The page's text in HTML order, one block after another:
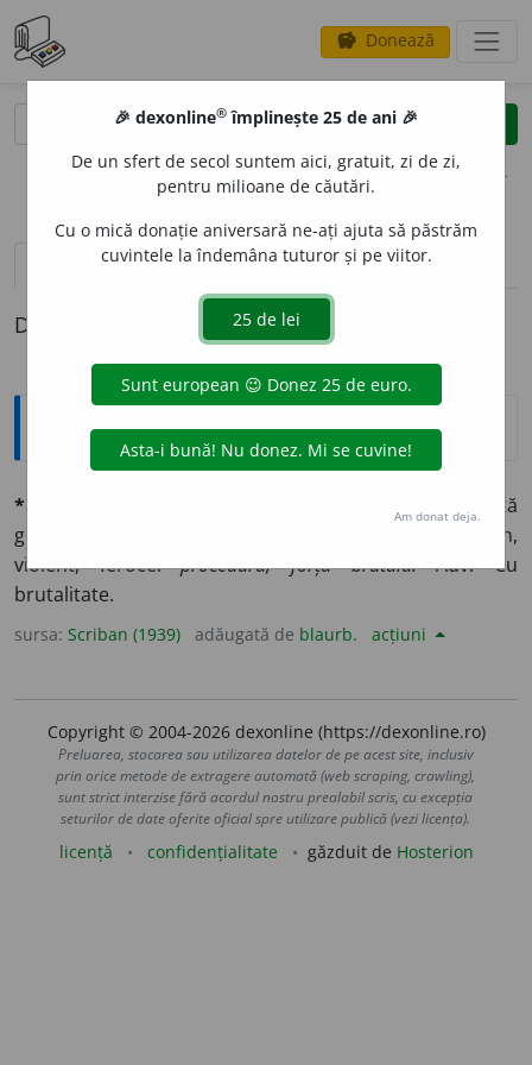
savings Donează
clear
opțiuni
definiții (1) pronunțievolume_up (48)
Definiția cu ID-ul 572996:
Explicative DEX
*brutál, -ă
). De ființă
grosolană, de animal:
Grosolan,
violent, feroce:procedură, forță brutală.Adv. Cu
brutalitate.
sursa: Scriban (1939) adăugată de blaurb. acțiuni
Copyright © 2004-2026 dexonline (https://dexonline.ro)
Preluarea, stocarea sau utilizarea datelor de pe acest site, inclusiv
prin orice metode de extragere automată (web scraping, crawling),
sunt strict interzise fără acordul nostru prealabil scris, cu excepția
seturilor de date oferite oficial spre utilizare publică (vezi licența).
licență confidențialitate găzduit de Hosterion
🎉 dexonline® împlinește 25 de ani 🎉
De un sfert de secol suntem aici, gratuit, zi de zi,
pentru milioane de căutări.
Cu o mică donație aniversară ne-ați ajuta să păstrăm
cuvintele la îndemâna tuturor și pe viitor.
Am donat deja.